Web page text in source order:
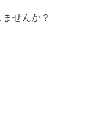
せんか？